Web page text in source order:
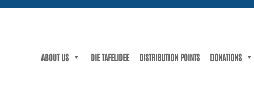
ABOUT US DIE TAFELIDEE DISTRIBUTION POINTS DONATIONS